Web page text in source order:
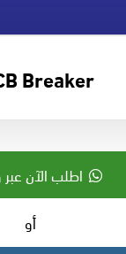
Breaker
اطلب الآن
أو